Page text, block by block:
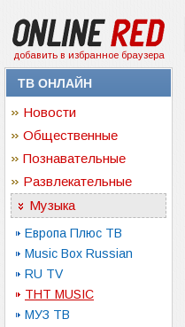
добавить в избранное браузера
ТВ ОНЛАЙН
Новости
Общественные
Познавательные
Развлекательные
Музыка
Европа Плюс ТВ
Music Box Russian
RU TV
ТНТ MUSIC
МУЗ ТВ